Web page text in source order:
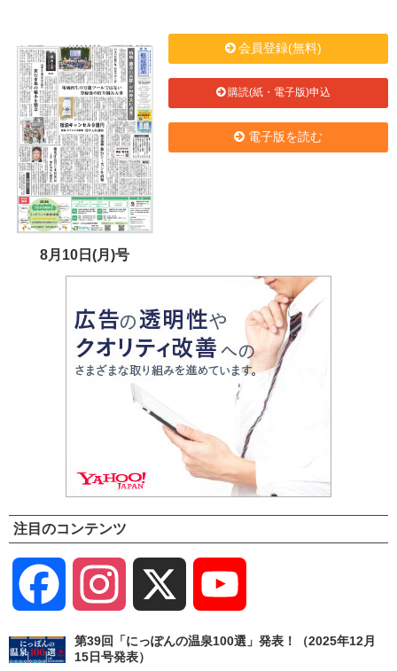
8月10日(月)号
会員登録(無料)
購読(紙・電子版)申込
電子版を読む
注目のコンテンツ
Facebook Instagram
Channel
第39回「にっぽんの温泉100選」発表！（2025年12月
15日号発表）